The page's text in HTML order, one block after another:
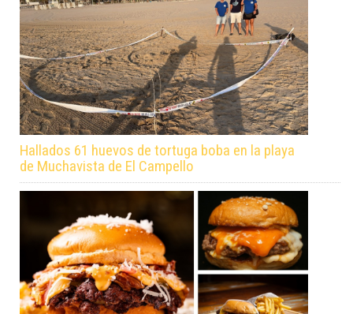
Hallados 61 huevos de tortuga boba en la playa
de Muchavista de El Campello